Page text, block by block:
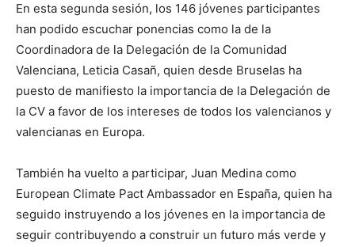
En esta segunda sesión, los 146 jóvenes participantes
han podido escuchar ponencias como la de la
Coordinadora de la Delegación de la Comunidad
Valenciana, Leticia Casañ, quien desde Bruselas ha
puesto de manifiesto la importancia de la Delegación de
la CV a favor de los intereses de todos los valencianos y
valencianas en Europa.
También ha vuelto a participar, Juan Medina como
European Climate Pact Ambassador en España, quien ha
seguido instruyendo a los jóvenes en la importancia de
seguir contribuyendo a construir un futuro más verde y